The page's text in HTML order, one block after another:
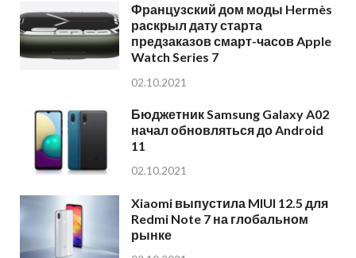
Французский дом моды Hermès
раскрыл дату старта
предзаказов смарт-часов Apple
Watch Series 7
02.10.2021
Бюджетник Samsung Galaxy A02
начал обновляться до Android
11
02.10.2021
Xiaomi выпустила MIUI 12.5 для
Redmi Note 7 на глобальном
рынке